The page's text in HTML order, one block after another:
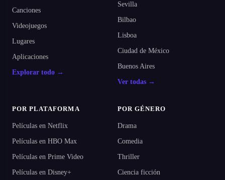
Canciones
Videojuegos
Lugares
Aplicaciones
Explorar todo →
Sevilla
Bilbao
Lisboa
Ciudad de México
Buenos Aires
Ver todas →
POR PLATAFORMA
Películas en Netflix
Películas en HBO Max
Películas en Prime Video
Películas en Disney+
POR GÉNERO
Drama
Comedia
Thriller
Ciencia ficción